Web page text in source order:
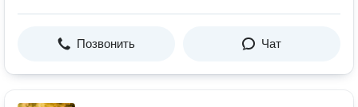
Позвонить Чат